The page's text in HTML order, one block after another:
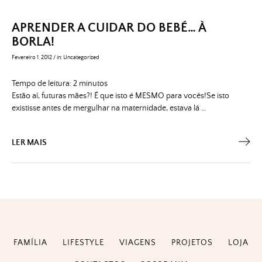
APRENDER A CUIDAR DO BEBÉ… À
BORLA!
Fevereiro 1, 2012/in: Uncategorized
Tempo de leitura:2 minutos
Estão aí, futuras mães?! É que isto é MESMO para vocês!Se isto
existisse antes de mergulhar na maternidade, estava lá …
LER MAIS
FAMÍLIA LIFESTYLE VIAGENS PROJETOS LOJA